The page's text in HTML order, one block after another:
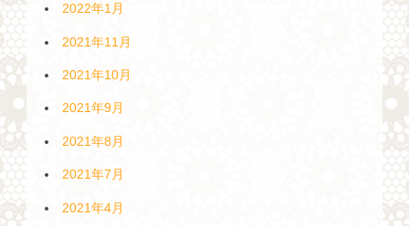
2022年1月
2021年11月
2021年10月
2021年9月
2021年8月
2021年7月
2021年4月